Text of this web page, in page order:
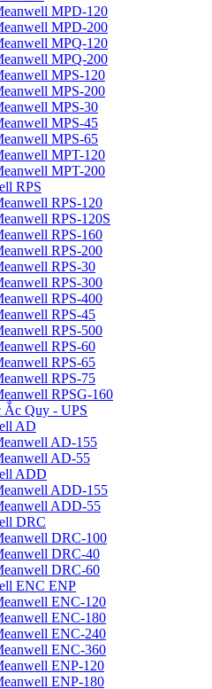
MPD-120
MPD-200
MPQ-120
MPQ-200
MPS-120
MPS-200
MPS-30
MPS-45
MPS-65
MPT-120
MPT-200
RPS
RPS-120
RPS-120S
RPS-160
RPS-200
RPS-30
RPS-300
RPS-400
RPS-45
RPS-500
RPS-60
RPS-65
RPS-75
RPSG-160
Ắc Quy - UPS
AD
AD-155
AD-55
ADD
ADD-155
ADD-55
DRC
DRC-100
DRC-40
DRC-60
ENC ENP
ENC-120
ENC-180
ENC-240
ENC-360
ENP-120
ENP-180